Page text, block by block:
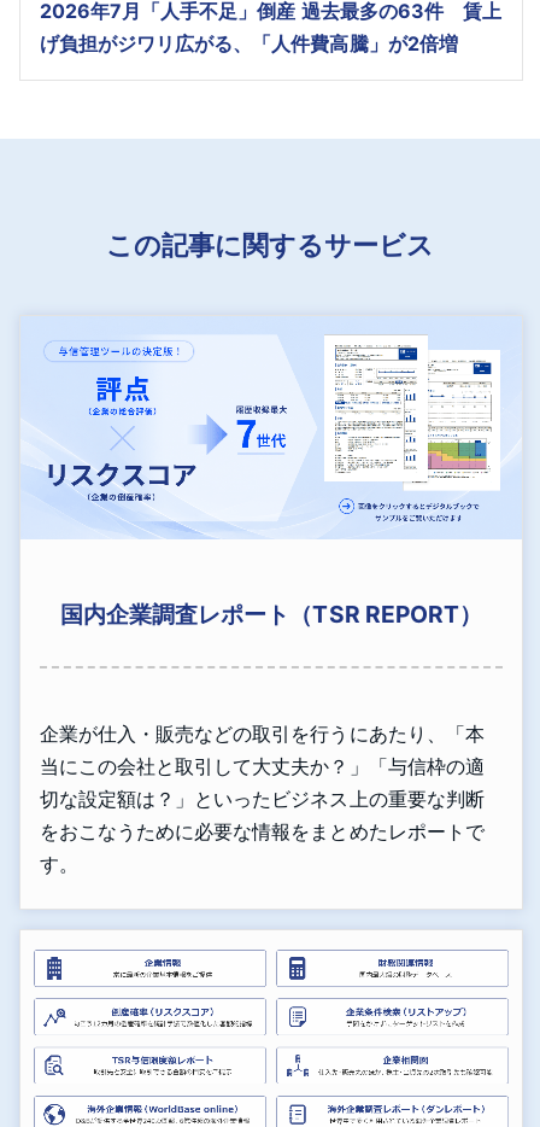
2026年7月「人手不足」倒産 過去最多の63件 賃上
げ負担がジワリ広がる、「人件費高騰」が2倍増
この記事に関するサービス
国内企業調査レポート（TSR REPORT）
企業が仕入・販売などの取引を行うにあたり、「本
当にこの会社と取引して大丈夫か？」「与信枠の適
切な設定額は？」といったビジネス上の重要な判断
をおこなうために必要な情報をまとめたレポートで
す。